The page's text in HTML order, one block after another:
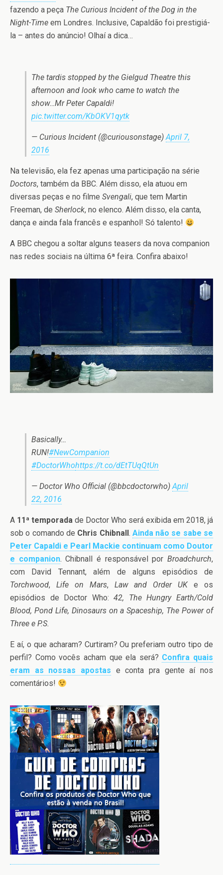
fazendo a peça The Curious Incident of the Dog in the
Night-Time em Londres. Inclusive, Capaldão foi prestigiá-
la – antes do anúncio! Olhaí a dica…
The tardis stopped by the Gielgud Theatre this
afternoon and look who came to watch the
show…Mr Peter Capaldi!
pic.twitter.com/KbOKV1qytk
— Curious Incident (@curiousonstage)April 7,
2016
Na televisão, ela fez apenas uma participação na série
Doctors, também da BBC. Além disso, ela atuou em
diversas peças e no filme Svengali, que tem Martin
Freeman, de Sherlock, no elenco. Além disso, ela canta,
dança e ainda fala francês e espanhol! Só talento!
A BBC chegou a soltar alguns teasers da nova companion
nas redes sociais na última 6ª feira. Confira abaixo!
Basically…
RUN!#NewCompanion
#DoctorWhohttps://t.co/dEtTUqQtUn
— Doctor Who Official (@bbcdoctorwho)April
22, 2016
A 11ª temporada de Doctor Who será exibida em 2018, já
sob o comando de Chris Chibnall. Ainda não se sabe se
Peter Capaldi e Pearl Mackie continuam como Doutor
e companion. Chibnall é responsável porBroadchurch,
com David Tennant, além de alguns episódios de
Torchwood, Life on Mars, Law and Order UKe os
episódios de Doctor Who: 42, The Hungry Earth/Cold
Blood, Pond Life, Dinosaurs on a Spaceship, The Power of
Three e P.S.
E aí, o que acharam? Curtiram? Ou preferiam outro tipo de
perfil? Como vocês acham que ela será? Confira quais
eram as nossas apostas e conta pra gente aí nos
comentários!